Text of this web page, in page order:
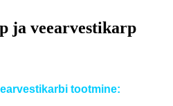
ja veearvestikarp
tootmine: